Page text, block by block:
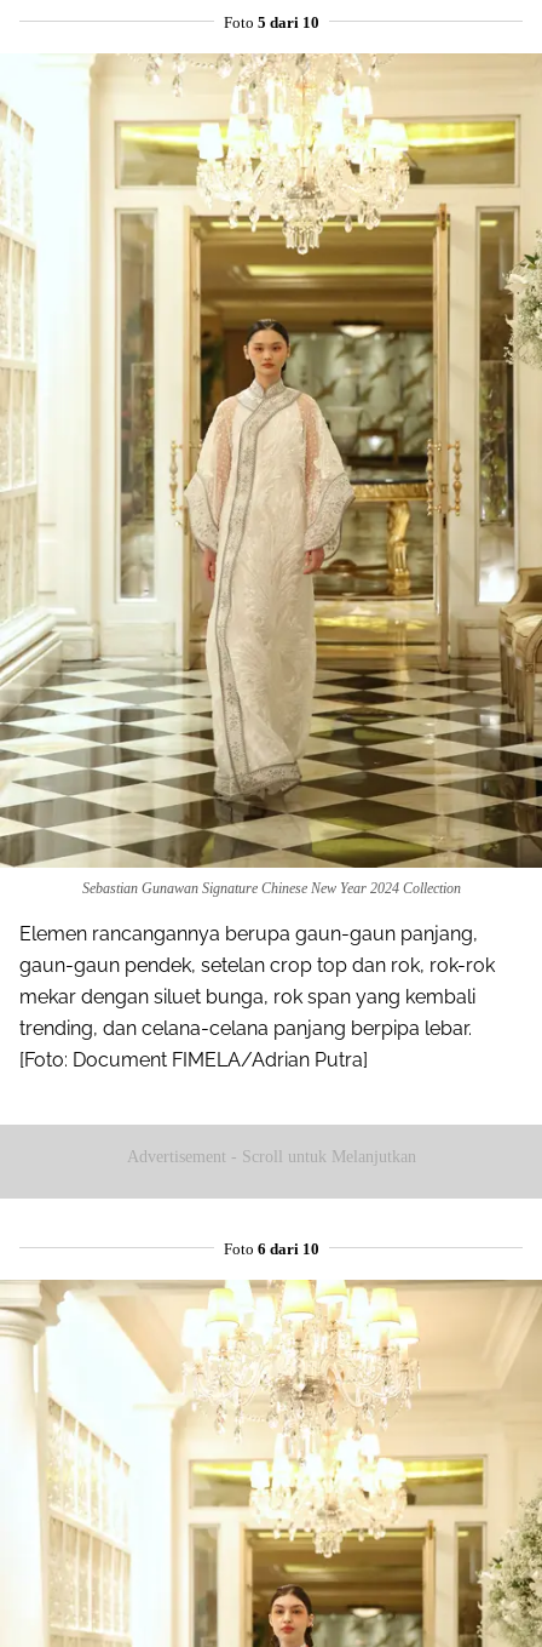
Foto 5 dari 10
Sebastian Gunawan Signature Chinese New Year 2024 Collection
Elemen rancangannya berupa gaun-gaun panjang,
gaun-gaun pendek, setelan crop top dan rok, rok-rok
mekar dengan siluet bunga, rok span yang kembali
trending, dan celana-celana panjang berpipa lebar.
[Foto: Document FIMELA/Adrian Putra]
Advertisement - Scroll untuk Melanjutkan
Foto 6 dari 10